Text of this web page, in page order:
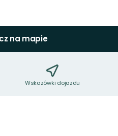
na mapie
Wskazówki dojazdu